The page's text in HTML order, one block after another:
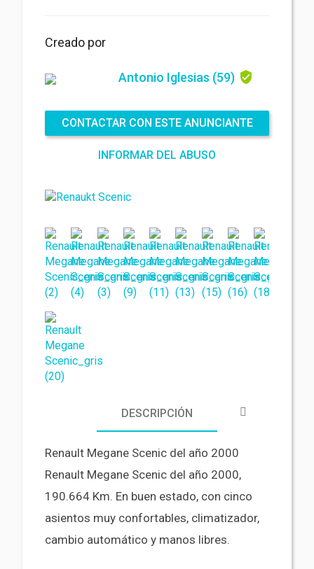
Creado por
Antonio Iglesias (59)
CONTACTAR CON ESTE ANUNCIANTE
INFORMAR DEL ABUSO
Términos y condiciones*
Acuerdo de protección de datos *
DESCRIPCIÓN
Renault Megane Scenic del año 2000
Renault Megane Scenic del año 2000,
190.664 Km. En buen estado, con cinco
asientos muy confortables, climatizador,
cambio automático y manos libres.